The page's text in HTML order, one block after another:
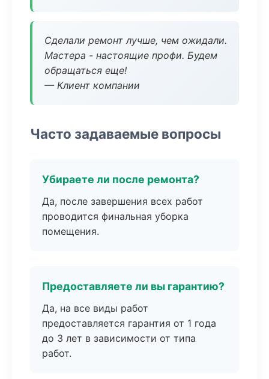
Сделали ремонт лучше, чем ожидали.
Мастера - настоящие профи. Будем
обращаться еще!
— Клиент компании
Часто задаваемые вопросы
Убираете ли после ремонта?
Да, после завершения всех работ
проводится финальная уборка
помещения.
Предоставляете ли вы гарантию?
Да, на все виды работ
предоставляется гарантия от 1 года
до 3 лет в зависимости от типа
работ.